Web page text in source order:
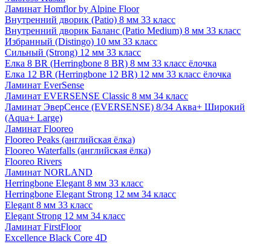
Ламинат Homflor by Alpine Floor
Внутренний дворик (Patio) 8 мм 33 класс
Внутренний дворик Баланс (Patio Medium) 8 мм 33 класс
Избранный (Distingo) 10 мм 33 класс
Сильный (Strong) 12 мм 33 класс
Елка 8 BR (Herringbone 8 BR) 8 мм 33 класс ёлочка
Елка 12 BR (Herringbone 12 BR) 12 мм 33 класс ёлочка
Ламинат EverSense
Ламинат EVERSENSE Classic 8 мм 34 класс
Ламинат ЭверСенсе (EVERSENSE) 8/34 Аква+ Широкий
(Aqua+ Large)
Ламинат Flooreo
Flooreo Peaks (английская ёлка)
Flooreo Waterfalls (английская ёлка)
Flooreo Rivers
Ламинат NORLAND
Herringbone Elegant 8 мм 33 класс
Herringbone Elegant Strong 12 мм 34 класс
Elegant 8 мм 33 класс
Elegant Strong 12 мм 34 класс
Ламинат FirstFloor
Excellence Black Core 4D